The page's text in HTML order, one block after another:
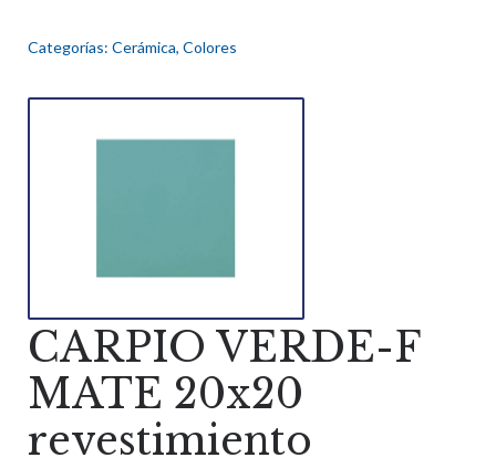
Categorías: Cerámica, Colores
CARPIO VERDE-F
MATE 20x20
revestimiento